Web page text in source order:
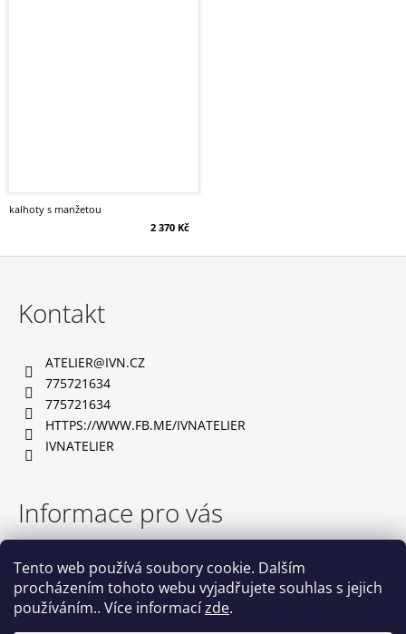
Tento web používá soubory cookie. Dalším
procházením tohoto webu vyjadřujete souhlas s jejich
používáním.. Více informacízde.
kalhoty s manžetou
2 370 Kč
Kontakt
ATELIER@IVN.CZ
775721634
775721634
HTTPS://WWW.FB.ME/IVNATELIER
IVNATELIER
Informace pro vás
TABULKA VELIKOSTÍ
OBCHODNÍ PODMÍNKY
PODMÍNKY OCHRANY OSOBNÍCH ÚDAJŮ